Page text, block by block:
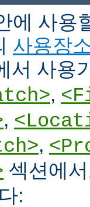
에 사용
사용장
서 사용
,
,
,
섹션에
: